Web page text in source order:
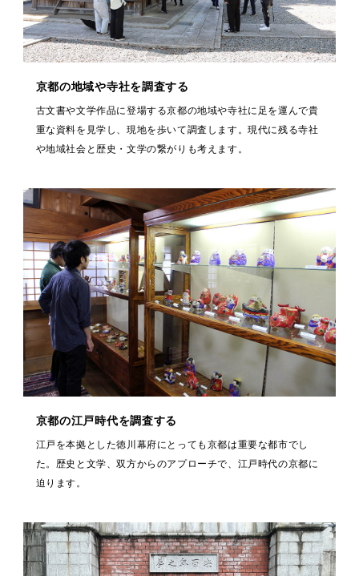
京都の地域や寺社を調査する
古文書や文学作品に登場する京都の地域や寺社に足を運んで貴
重な資料を見学し、現地を歩いて調査します。現代に残る寺社
や地域社会と歴史・文学の繋がりも考えます。
京都の江戸時代を調査する
江戸を本拠とした徳川幕府にとっても京都は重要な都市でし
た。歴史と文学、双方からのアプローチで、江戸時代の京都に
迫ります。